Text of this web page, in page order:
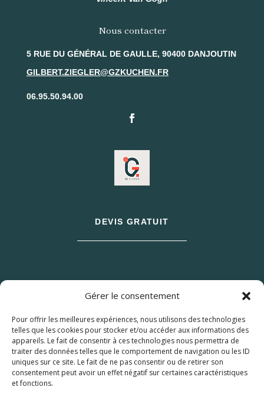
Gérer le consentement
Pour offrir les meilleures expériences, nous utilisons des technologies
telles que les cookies pour stocker et/ou accéder aux informations des
appareils. Le fait de consentir à ces technologies nous permettra de
traiter des données telles que le comportement de navigation ou les ID
uniques sur ce site. Le fait de ne pas consentir ou de retirer son
consentement peut avoir un effet négatif sur certaines caractéristiques
et fonctions.
Nous contacter
5 RUE DU GÉNÉRAL DE GAULLE, 90400 DANJOUTIN
GILBERT.ZIEGLER@GZKUCHEN.FR
06.95.50.94.00
DEVIS GRATUIT